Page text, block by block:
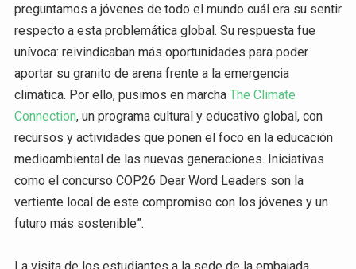
preguntamos a jóvenes de todo el mundo cuál era su sentir
respecto a esta problemática global. Su respuesta fue
unívoca: reivindicaban más oportunidades para poder
aportar su granito de arena frente a la emergencia
climática. Por ello, pusimos en marcha The Climate
Connection, un programa cultural y educativo global, con
recursos y actividades que ponen el foco en la educación
medioambiental de las nuevas generaciones. Iniciativas
como el concurso COP26 Dear Word Leaders son la
vertiente local de este compromiso con los jóvenes y un
futuro más sostenible”.